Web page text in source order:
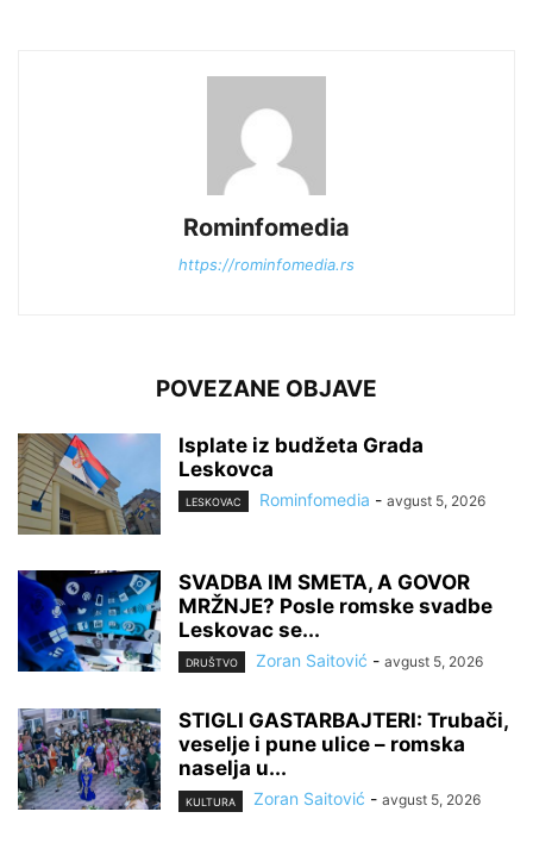
Rominfomedia
https://rominfomedia.rs
POVEZANE OBJAVE
Isplate iz budžeta Grada
Leskovca
LESKOVAC Rominfomedia - avgust 5, 2026
SVADBA IM SMETA, A GOVOR
MRŽNJE? Posle romske svadbe
Leskovac se...
DRUŠTVO Zoran Saitović - avgust 5, 2026
STIGLI GASTARBAJTERI: Trubači,
veselje i pune ulice – romska
naselja u...
KULTURA Zoran Saitović - avgust 5, 2026